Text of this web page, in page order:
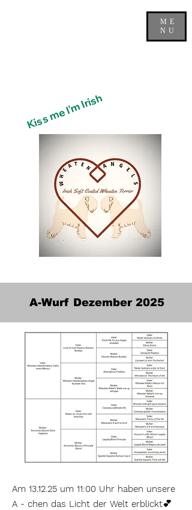
Kiss me I'm Irish
ME
NU
A-Wurf Dezember 2025
Am 13.12.25 um 11:00 Uhr haben unsere
A - chen das Licht der Welt erblickt💕